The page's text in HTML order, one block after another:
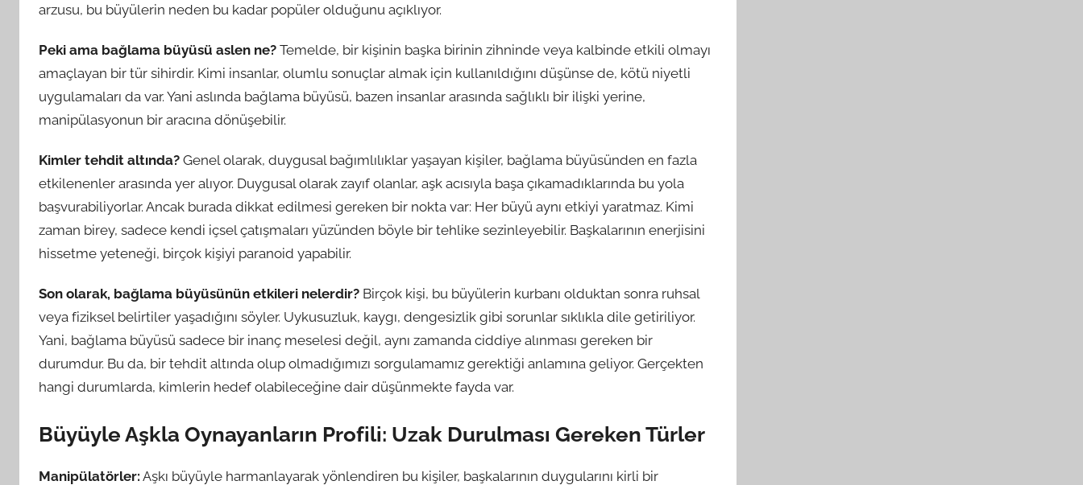
arzusu, bu büyülerin neden bu kadar popüler olduğunu açıklıyor.
Peki ama bağlama büyüsü aslen ne? Temelde, bir kişinin başka birinin zihninde veya kalbinde etkili olmayı
amaçlayan bir tür sihirdir. Kimi insanlar, olumlu sonuçlar almak için kullanıldığını düşünse de, kötü niyetli
uygulamaları da var. Yani aslında bağlama büyüsü, bazen insanlar arasında sağlıklı bir ilişki yerine,
manipülasyonun bir aracına dönüşebilir.
Kimler tehdit altında? Genel olarak, duygusal bağımlılıklar yaşayan kişiler, bağlama büyüsünden en fazla
etkilenenler arasında yer alıyor. Duygusal olarak zayıf olanlar, aşk acısıyla başa çıkamadıklarında bu yola
başvurabiliyorlar. Ancak burada dikkat edilmesi gereken bir nokta var: Her büyü aynı etkiyi yaratmaz. Kimi
zaman birey, sadece kendi içsel çatışmaları yüzünden böyle bir tehlike sezinleyebilir. Başkalarının enerjisini
hissetme yeteneği, birçok kişiyi paranoid yapabilir.
Son olarak, bağlama büyüsünün etkileri nelerdir? Birçok kişi, bu büyülerin kurbanı olduktan sonra ruhsal
veya fiziksel belirtiler yaşadığını söyler. Uykusuzluk, kaygı, dengesizlik gibi sorunlar sıklıkla dile getiriliyor.
Yani, bağlama büyüsü sadece bir inanç meselesi değil, aynı zamanda ciddiye alınması gereken bir
durumdur. Bu da, bir tehdit altında olup olmadığımızı sorgulamamız gerektiği anlamına geliyor. Gerçekten
hangi durumlarda, kimlerin hedef olabileceğine dair düşünmekte fayda var.
Büyüyle Aşkla Oynayanların Profili: Uzak Durulması Gereken Türler
Manipülatörler: Aşkı büyüyle harmanlayarak yönlendiren bu kişiler, başkalarının duygularını kirli bir